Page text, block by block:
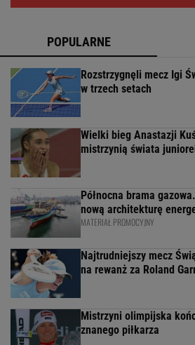
POPULARNE
Rozstrzygnęli mecz Igi
w trzech setach
Wielki bieg Anastazji
mistrzynią świata
Północna brama
nową architekturę
MATERIAŁ PROMOCYJNY
Najtrudniejszy mecz
na rewanż za Roland
Mistrzyni olimpijska
znanego piłkarza